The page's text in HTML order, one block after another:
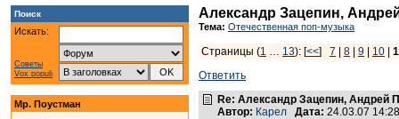
Поиск
Искать:
Советы
Vox populi
Мр. Поустман
Александр Зацепин,
Тема: Отечественная поп-музыка
Страницы (1 … 13): [<<] 7 8 9 10
Ответить
Re: Александр Зацепин, Андрей
Автор: Карел Дата: 24.03.07